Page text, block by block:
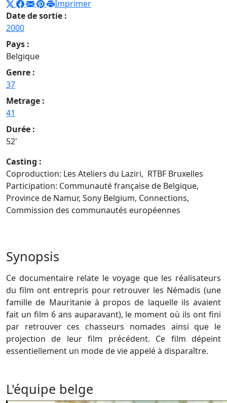
Imprimer
Date de sortie :
2000
Pays :
Belgique
Genre :
37
Metrage :
41
Durée :
52'
Casting :
Coproduction: Les Ateliers du Laziri, RTBF Bruxelles
Participation: Communauté française de Belgique,
Province de Namur, Sony Belgium, Connections,
Commission des communautés européennes
Synopsis
Ce documentaire relate le voyage que les réalisateurs
du film ont entrepris pour retrouver les Némadis (une
famille de Mauritanie à propos de laquelle ils avaient
fait un film 6 ans auparavant), le moment où ils ont fini
par retrouver ces chasseurs nomades ainsi que le
projection de leur film précédent. Ce film dépeint
essentiellement un mode de vie appelé à disparaître.
L'équipe belge